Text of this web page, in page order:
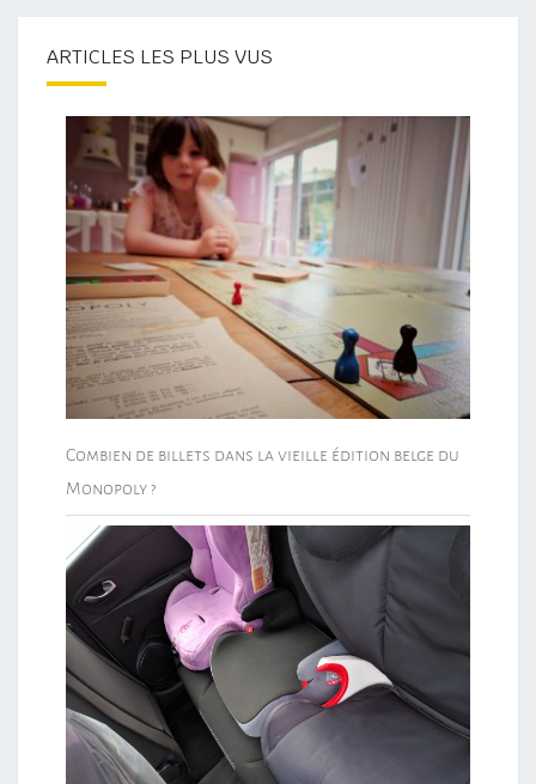
ARTICLES LES PLUS VUS
Combien de billets dans la vieille édition belge du
Monopoly ?